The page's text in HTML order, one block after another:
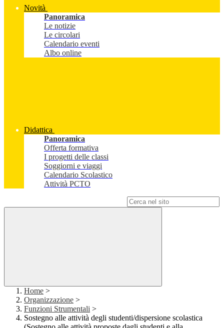
Novità
Panoramica
Le notizie
Le circolari
Calendario eventi
Albo online
Didattica
Panoramica
Offerta formativa
I progetti delle classi
Soggiorni e viaggi
Calendario Scolastico
Attività PCTO
Home >
Organizzazione >
Funzioni Strumentali >
Sostegno alle attività degli studenti/dispersione scolastica